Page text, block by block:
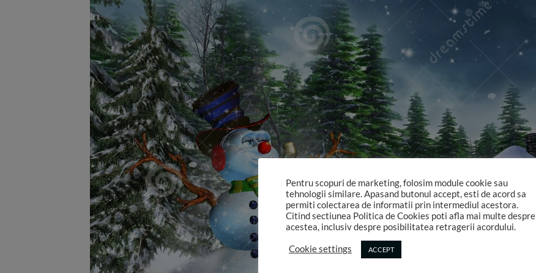
Pentru scopuri de marketing, folosim module cookie sau
tehnologii similare. Apasand butonul accept, esti de acord sa
permiti colectarea de informatii prin intermediul acestora.
Citind sectiunea Politica de Cookies poti afla mai multe despre
acestea, inclusiv despre posibilitatea retragerii acordului.
Cookie settings ACCEPT